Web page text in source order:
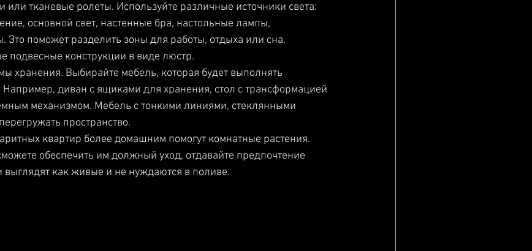
или тканевые ролеты. Используйте различные источники света:
основной свет, настенные бра, настольные лампы,
Это поможет разделить зоны для работы, отдыха или сна.
подвесные конструкции в виде люстр.
хранения. Выбирайте мебель, которая будет выполнять
диван с ящиками для хранения, стол с трансформацией
механизмом. Мебель с тонкими линиями, стеклянными
пространство.
квартир более домашним помогут комнатные растения.
обеспечить им должный уход, отдавайте предпочтение
выглядят как живые и не нуждаются в поливе.